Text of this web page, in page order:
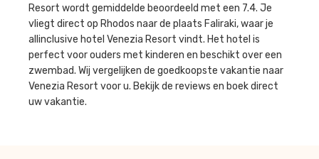
Resort wordt gemiddelde beoordeeld met een 7.4. Je
vliegt direct op Rhodos naar de plaats Faliraki, waar je
allinclusive hotel Venezia Resort vindt. Het hotel is
perfect voor ouders met kinderen en beschikt over een
zwembad. Wij vergelijken de goedkoopste vakantie naar
Venezia Resort voor u. Bekijk de reviews en boek direct
uw vakantie.